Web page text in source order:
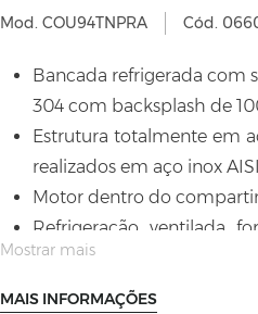
Mod. COU94TNPRA Cód.
Bancada refrigerada com
304 com backsplash de
Estrutura totalmente em
realizados em aço inox
Motor dentro do
Refrigeração ventilada
posicionados entre os
Isolamento de 60 mm
Mostrar mais
MAIS INFORMAÇÕES